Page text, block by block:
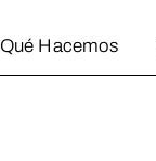
Qué Hacemos